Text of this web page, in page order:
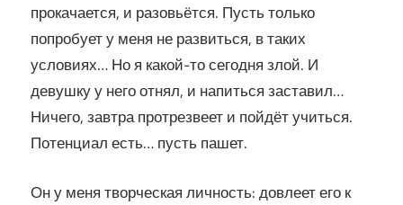
прокачается, и разовьётся. Пусть только
попробует у меня не развиться, в таких
условиях… Но я какой-то сегодня злой. И
девушку у него отнял, и напиться заставил…
Ничего, завтра протрезвеет и пойдёт учиться.
Потенциал есть… пусть пашет.
Он у меня творческая личность: довлеет его к